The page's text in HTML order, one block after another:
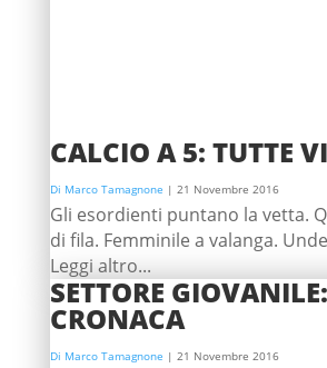
CALCIO A 5: TUTTE
Di Marco Tamagnone | 21 Novembre 2016
Gli esordienti puntano la vetta.
di fila. Femminile a valanga.
Leggi altro...
SETTORE
CRONACA
Di Marco Tamagnone | 21 Novembre 2016